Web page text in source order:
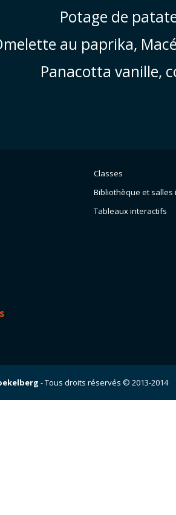
Potage de
au paprika,
Panacotta vanille,
Classes
Bibliothèque et
Tableaux interactifs
- Tous droits réservés © 2013-2014